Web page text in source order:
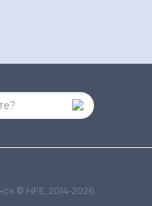
© HFE, 2014-2026